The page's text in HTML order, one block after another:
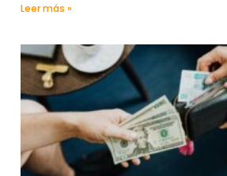
Leer más »